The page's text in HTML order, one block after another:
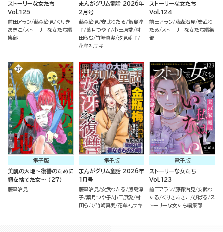
ストーリーな女たち
Vol.125
前田アラン 藤森治見
くりき
あきこ
ストーリーな女たち編
集部
まんがグリム童話 2026年
2月号
藤森治見 安武わたる 飯島淳
子 葉月つや子 小田原愛 村
田らむ 竹崎真実 汐見朝子
花牟礼サキ
ストーリーな女たち
Vol.124
前田アラン 藤森治見 安武わ
たる
ストーリーな女たち編集
部
電子版
美醜の大地～復讐のために
顔を捨てた女～ （27）
藤森治見
電子版
まんがグリム童話 2026年
1月号
藤森治見 安武わたる 飯島淳
子 葉月つや子 小田原愛 村
田らむ 竹崎真実 花牟礼サキ
電子版
ストーリーな女たち
Vol.123
前田アラン 藤森治見 安武わ
たる
くりきあきこ びばる
ス
トーリーな女たち編集部